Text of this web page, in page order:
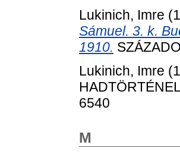
Lukinich, Imre
Sámuel. 3. k.
1910.
Lukinich, Imre
6540
M